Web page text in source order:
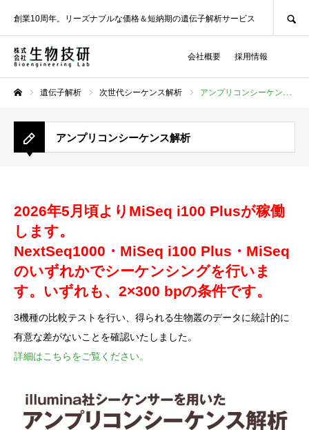
創業10周年。リーズナブルな価格＆短納期の遺伝子解析サービス
会社概要 採用情報
遺伝子解析 次世代シーケンス解析 アンプリコンシーケンス解析
アンプリコンシーケンス解析
2026年5月頃よりMiSeq i100 Plusが稼働
します。
NextSeq1000・MiSeq i100 Plus・MiSeq
のいずれかでシーケンシングを行いま
す。 いずれも、2×300 bpの条件です。
3機種の比較テストを行い、得られる生物叢のデータに統計的に
有意な差がないことを確認いたしました。
詳細はこちらをご覧ください。